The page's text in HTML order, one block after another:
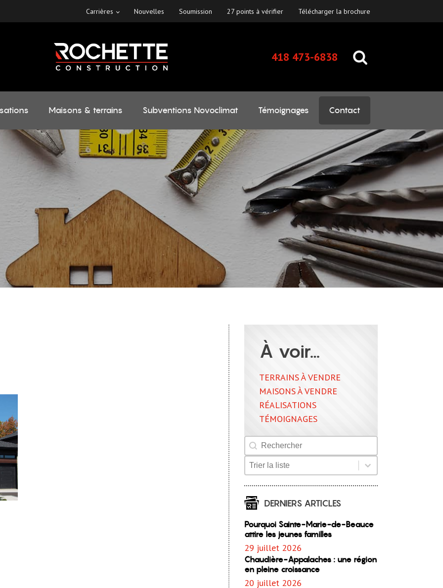
Carrières Nouvelles Soumission 27 points à vérifier Télécharger la brochure
418 473-6838
Maisons & terrains Subventions Novoclimat Témoignages Contact
À voir…
TERRAINS À VENDRE
MAISONS À VENDRE
RÉALISATIONS
TÉMOIGNAGES
Rechercher
Rechercher
Product Order
Product Order
DERNIERS ARTICLES
Pourquoi Sainte-Marie-de-Beauce
attire les jeunes familles
29 juillet 2026
Chaudière-Appalaches : une région
en pleine croissance
20 juillet 2026